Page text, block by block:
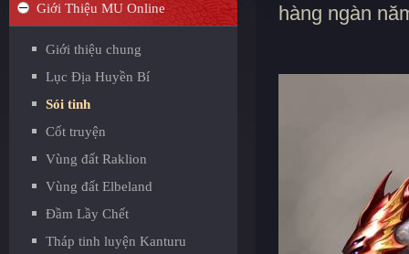
Giới Thiệu MU Online
Giới thiệu chung
Lục Địa Huyền Bí
Sói tinh
Cốt truyện
Vùng đất Raklion
Vùng đất Elbeland
Đầm Lầy Chết
Tháp tinh luyện Kanturu
hàng ngàn